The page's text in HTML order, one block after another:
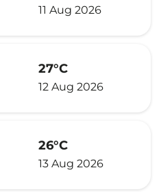
11 Aug 2026
27°C
12 Aug 2026
26°C
13 Aug 2026